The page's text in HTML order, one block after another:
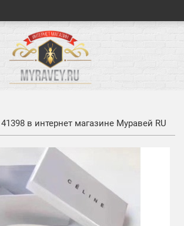
в интернет магазине Муравей RU